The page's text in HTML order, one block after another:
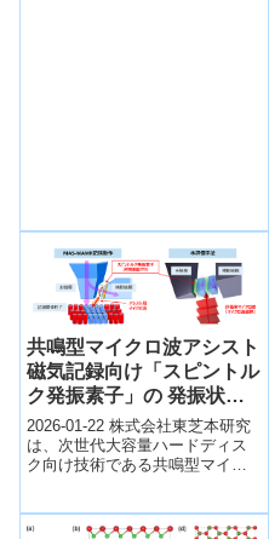
共鳴型マイクロ波アシスト
磁気記録向け「スピントル
ク発振素子」の 発振状態
を解明する世界初の評価手
法を開発～次世代大容量ニ
アラインハードディスクの
2026-01-22 株式会社東芝本研究
は、次世代大容量ハードディス
ク向け技術である共鳴型マイク
トル...